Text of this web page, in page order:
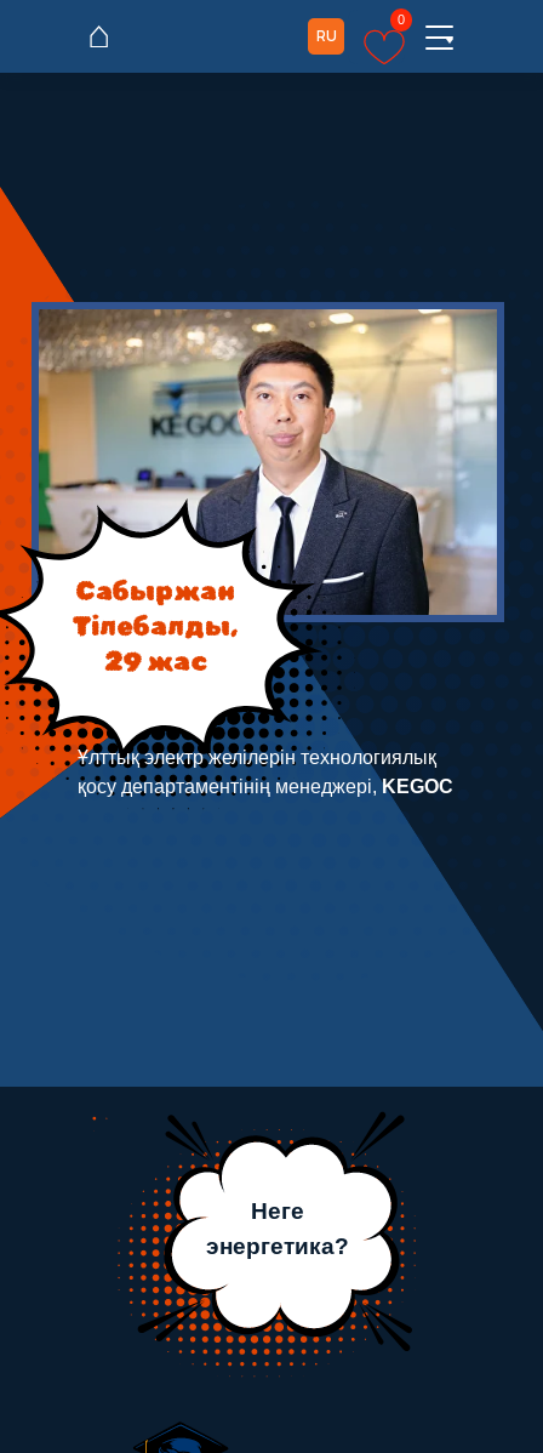
⌂ 0
RU
Сабыржан
Тілебалды,
29 жас
Ұлттық электр желілерін технологиялық
қосу департаментінің менеджері,KEGOC
Неге
энергетика?